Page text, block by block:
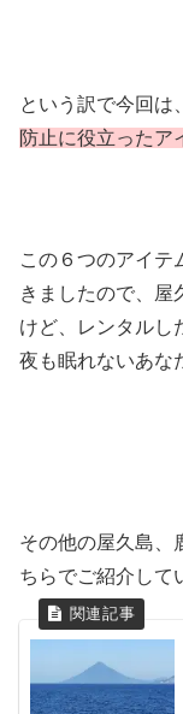
という訳で今回は、
防止に役立ったア
この６つのアイテ
きましたので、屋
けど、レンタルし
夜も眠れないあな
その他の屋久島、
ちらでご紹介して